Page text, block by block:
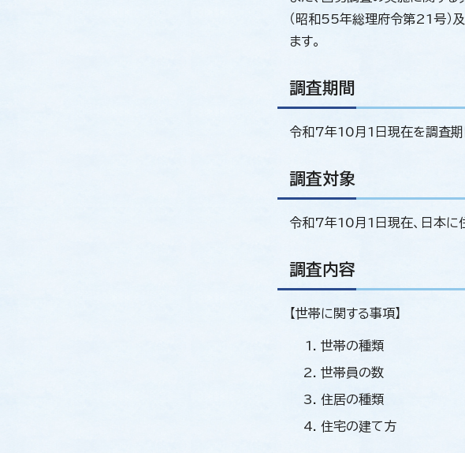
（昭和55年総理府令第21号）
ます。
調査期間
令和7年10月1日現在を調査期
調査対象
令和7年10月1日現在、日本に
調査内容
【世帯に関する事項】
世帯の種類
世帯員の数
住居の種類
住宅の建て方